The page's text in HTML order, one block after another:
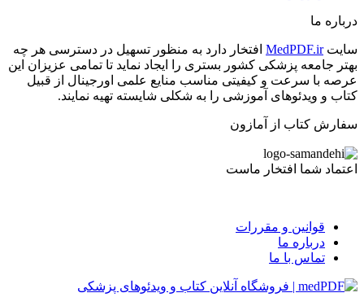
درباره ما
سایتMedPDF.ir افتخار دارد به منظور تسهیل در دسترسی هر چه
بهتر جامعه پزشکی کشور بستری را ایجاد نماید تا تمامی عزیزان این
عرصه با سرعت و کیفیتی مناسب منایع علمی اورجینال از قبیل
کتاب و ویدئوهای آموزشی را به شکلی شایسته تهیه نمایند.
سفارش کتاب از آمازون
اعتماد شما افتخار ماست
قوانین و مقررات
درباره ما
تماس با ما